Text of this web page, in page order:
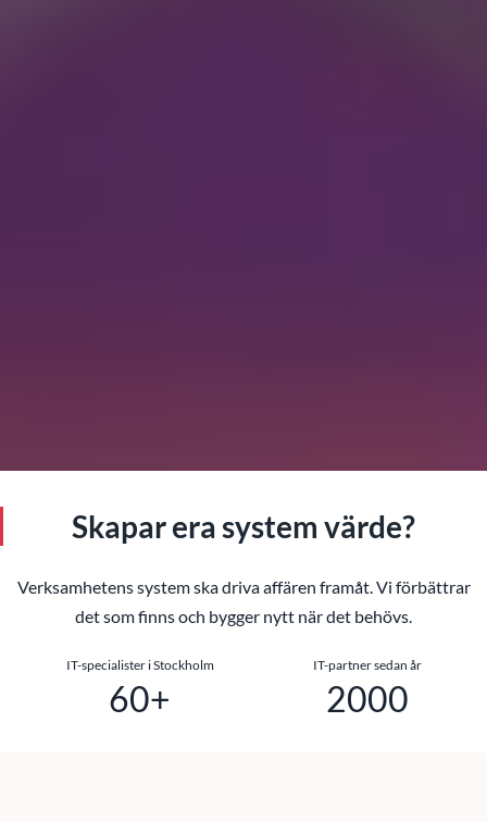
Skapar era system värde?
Verksamhetens system ska driva affären framåt. Vi förbättrar
det som finns och bygger nytt när det behövs.
IT-specialister i Stockholm
60+
IT-partner sedan år
2000